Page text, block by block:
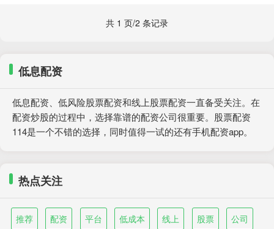
共 1 页/2 条记录
低息配资
低息配资、低风险股票配资和线上股票配资一直备受关注。在
配资炒股的过程中，选择靠谱的配资公司很重要。股票配资
114是一个不错的选择，同时值得一试的还有手机配资app。
热点关注
推荐 配资 平台 低成本 线上 股票 公司